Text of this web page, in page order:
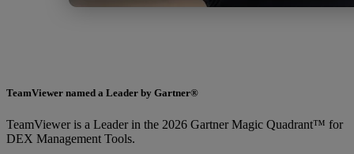
TeamViewer named a Leader by Gartner®
TeamViewer is a Leader in the 2026 Gartner Magic Quadrant™ for
DEX Management Tools.